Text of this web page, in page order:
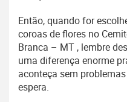
Então, quando for
coroas de flores no
Branca – MT , lembre
uma diferença enorme
aconteça sem
espera.